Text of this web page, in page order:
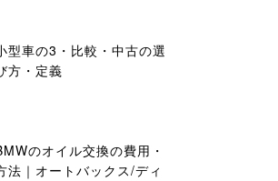
型車の3・比較・中古の選
方・定義
のオイル交換の費用・
法｜オートバックス/ディ